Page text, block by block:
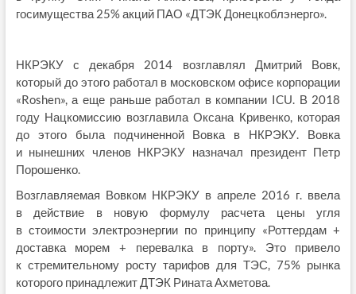
госимущества 25% акций ПАО «ДТЭК Донецкоблэнерго».
НКРЭКУ с декабря 2014 возглавлял Дмитрий Вовк,
который до этого работал в московском офисе корпорации
«Roshen», а еще раньше работал в компании ICU. В 2018
году Нацкомиссию возглавила Оксана Кривенко, которая
до этого была подчиненной Вовка в НКРЭКУ. Вовка
и нынешних членов НКРЭКУ назначал президент Петр
Порошенко.
Возглавляемая Вовком НКРЭКУ в апреле 2016 г. ввела
в действие в новую формулу расчета цены угля
в стоимости электроэнергии по принципу «Роттердам +
доставка морем + перевалка в порту». Это привело
к стремительному росту тарифов для ТЭС, 75% рынка
которого принадлежит ДТЭК Рината Ахметова.